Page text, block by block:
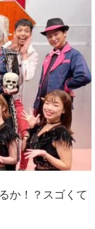
か！？スゴくて